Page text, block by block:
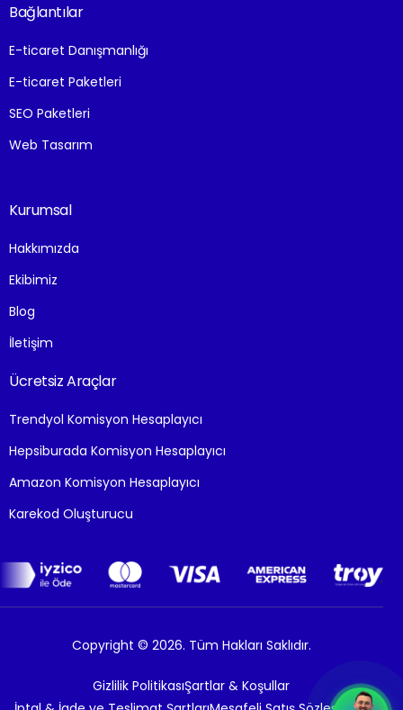
Bağlantılar
E-ticaret Danışmanlığı
E-ticaret Paketleri
SEO Paketleri
Web Tasarım
Kurumsal
Hakkımızda
Ekibimiz
Blog
İletişim
Ücretsiz Araçlar
Trendyol Komisyon Hesaplayıcı
Hepsiburada Komisyon Hesaplayıcı
Amazon Komisyon Hesaplayıcı
Karekod Oluşturucu
Copyright © 2026. Tüm Hakları Saklıdır.
Gizlilik PolitikasıŞartlar & Koşullar